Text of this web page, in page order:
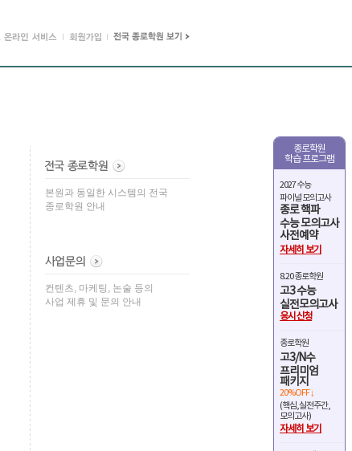
종로학원
학습 프로그램
2027 수능
파이널 모의고사
종로 핵파
수능 모의고사
사전예약
자세히 보기
8.20 종로학원
고3 수능
실전모의고사
응시신청
종로학원
고3/N수
프리미엄
패키지
20%OFF ↓
(핵심,실전주간,
모의고사)
자세히 보기
본원과 동일한 시스템의 전국
종로학원 안내
컨텐츠, 마케팅, 논술 등의
사업 제휴 및 문의 안내